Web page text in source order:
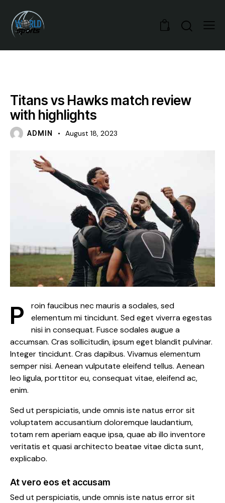
0
Titans vs Hawks match review
with highlights
ADMIN August 18, 2023
Proin faucibus nec mauris a sodales, sed
elementum mi tincidunt. Sed eget viverra egestas
nisi in consequat. Fusce sodales augue a
accumsan. Cras sollicitudin, ipsum eget blandit pulvinar.
Integer tincidunt. Cras dapibus. Vivamus elementum
semper nisi. Aenean vulputate eleifend tellus. Aenean
leo ligula, porttitor eu, consequat vitae, eleifend ac,
enim.
Sed ut perspiciatis, unde omnis iste natus error sit
voluptatem accusantium doloremque laudantium,
totam rem aperiam eaque ipsa, quae ab illo inventore
veritatis et quasi architecto beatae vitae dicta sunt,
explicabo.
At vero eos et accusam
Sed ut perspiciatis, unde omnis iste natus error sit